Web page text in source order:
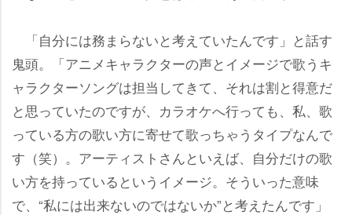
「自分には務まらないと考えていたんです」と話す
鬼頭。「アニメキャラクターの声とイメージで歌うキ
ャラクターソングは担当してきて、それは割と得意だ
と思っていたのですが、カラオケへ行っても、私、歌
っている方の歌い方に寄せて歌っちゃうタイプなんで
す（笑）。アーティストさんといえば、自分だけの歌
い方を持っているというイメージ。そういった意味
で、“私には出来ないのではないか”と考えたんです」